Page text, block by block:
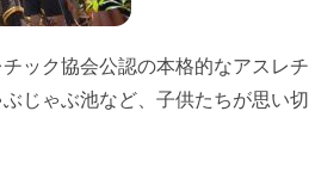
ック協会公認の本格的なアスレチ
じゃぶ池など、子供たちが思い切